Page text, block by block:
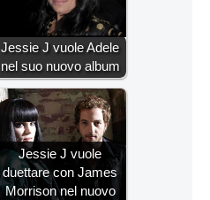
Jessie J vuole Adele
nel suo nuovo album
Jessie J vuole
duettare con James
Morrison nel nuovo